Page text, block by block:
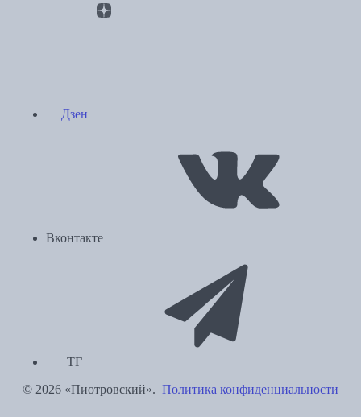
Дзен
Вконтакте
ТГ
© 2026 «Пиотровский». Политика конфиденциальности